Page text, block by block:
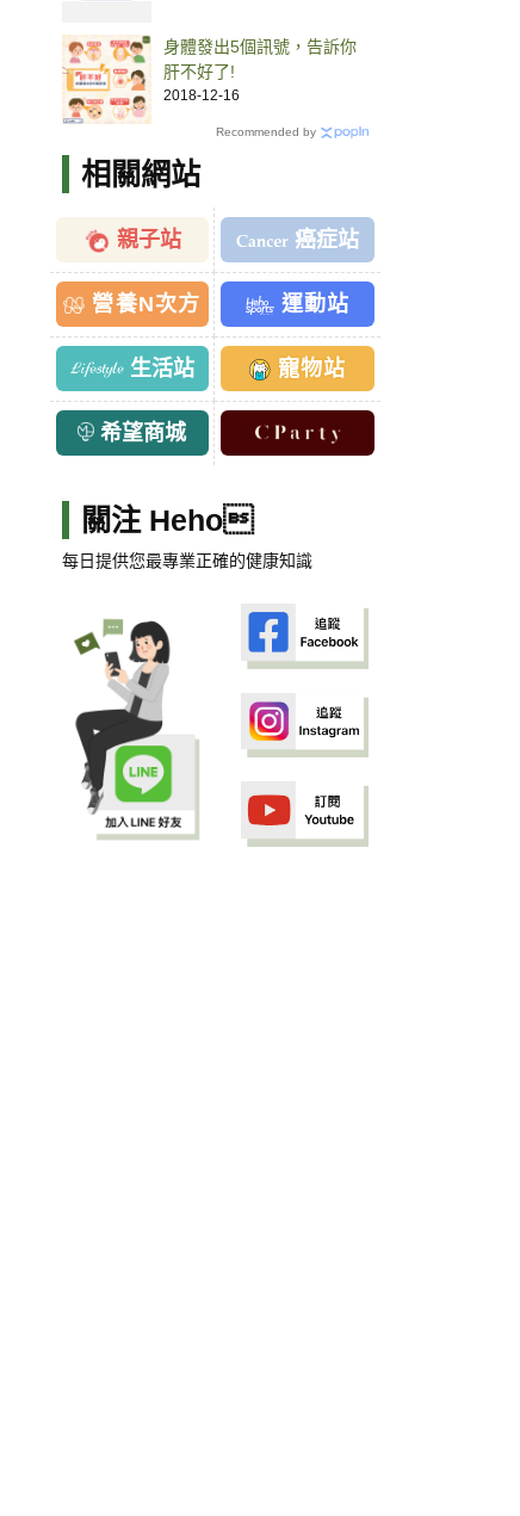
身體發出5個訊號，告訴你
肝不好了!
2018-12-16
Recommended by
相關網站
親子站 癌症站
營養N次方 運動站
生活站 寵物站
希望商城
關注 Heho
每日提供您最專業正確的健康知識